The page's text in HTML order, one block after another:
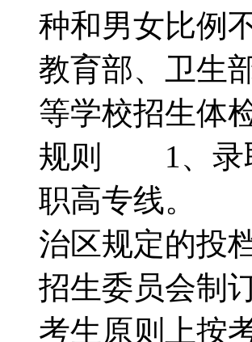
种和男女比
教育部、卫生
等学校招生
规则 1、录取
职高专线。 2
治区规定的
招生委员会
考生原则上按